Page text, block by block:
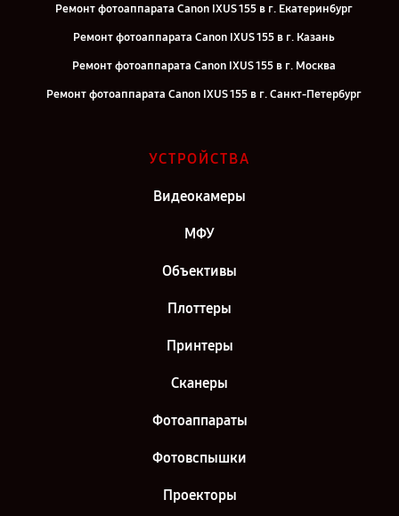
Ремонт фотоаппарата Canon IXUS 155 в г. Екатеринбург
Ремонт фотоаппарата Canon IXUS 155 в г. Казань
Ремонт фотоаппарата Canon IXUS 155 в г. Москва
Ремонт фотоаппарата Canon IXUS 155 в г. Санкт-Петербург
УСТРОЙСТВА
Видеокамеры
МФУ
Объективы
Плоттеры
Принтеры
Сканеры
Фотоаппараты
Фотовспышки
Проекторы